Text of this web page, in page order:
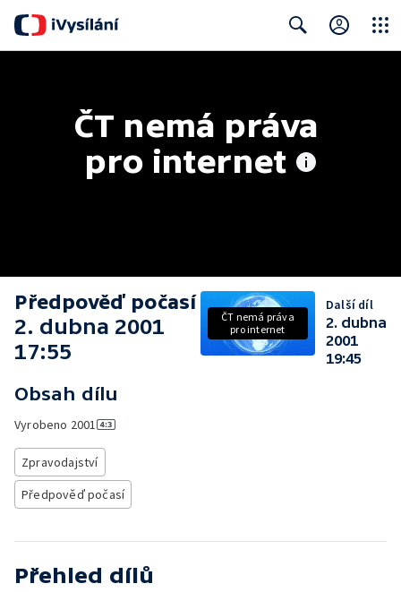
ČT nemá práva
pro internet
Předpověď počasí
2. dubna 2001
17:55
Obsah dílu
Vyrobeno 2001
Zpravodajství
Předpověď počasí
ČT nemá práva
pro internet
Další díl
2. dubna
2001
19:45
Přehled dílů